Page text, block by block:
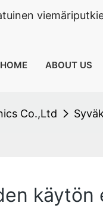
HOME ABOUT US
Co.,Ltd